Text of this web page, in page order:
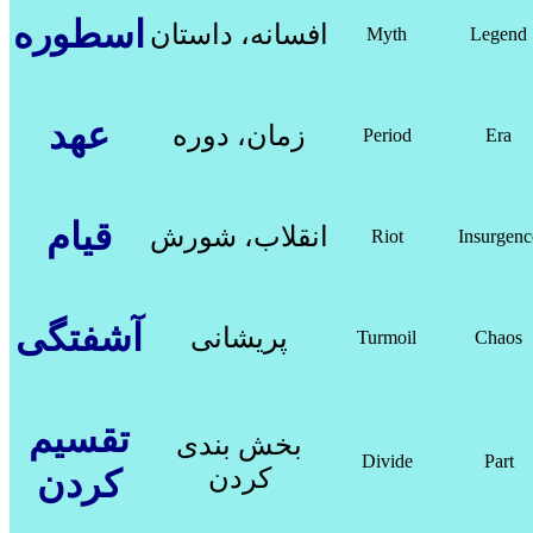
اسطوره افسانه، داستان Myth Legend
عهد زمان، دوره Period Era
قیام انقلاب، شورش Riot
آشفتگی پریشانی Turmoil Chaos
تقسیم
کردن
بخش­ بندی
کردن
Divide Part